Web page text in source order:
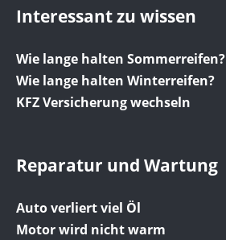
Interessant zu wissen
Wie lange halten Sommerreifen?
Wie lange halten Winterreifen?
KFZ Versicherung wechseln
Reparatur und Wartung
Auto verliert viel Öl
Motor wird nicht warm